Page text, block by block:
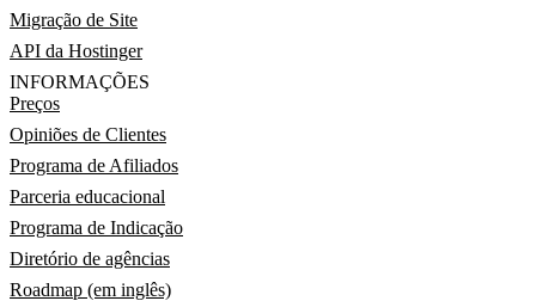
Migração de Site
API da Hostinger
INFORMAÇÕES
Preços
Opiniões de Clientes
Programa de Afiliados
Parceria educacional
Programa de Indicação
Diretório de agências
Roadmap (em inglês)